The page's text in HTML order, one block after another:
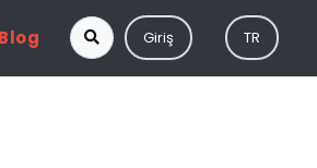
Blog Giriş TR